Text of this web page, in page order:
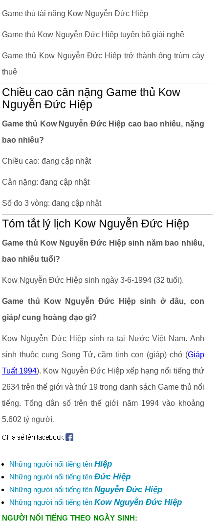
Game thủ tài năng Kow Nguyễn Đức Hiệp
Game thủ Kow Nguyễn Đức Hiệp tuyên bố giải nghệ
Game thủ Kow Nguyễn Đức Hiệp trở thành ông trùm cày
thuê
Chiều cao cân nặng Game thủ Kow
Nguyễn Đức Hiệp
Game thủ Kow Nguyễn Đức Hiệp cao bao nhiêu, nặng
bao nhiêu?
Chiều cao: đang cập nhật
Cân nặng: đang cập nhật
Số đo 3 vòng: đang cập nhật
Tóm tắt lý lịch Kow Nguyễn Đức Hiệp
Game thủ Kow Nguyễn Đức Hiệp sinh năm bao nhiêu,
bao nhiêu tuổi?
Kow Nguyễn Đức Hiệp sinh ngày 3-6-1994 (32 tuổi).
Game thủ Kow Nguyễn Đức Hiệp sinh ở đâu, con
giáp/ cung hoàng đạo gì?
Kow Nguyễn Đức Hiệp sinh ra tại Nước Việt Nam. Anh
sinh thuộc cung Song Tử, cầm tinh con (giáp) chó (Giáp
Tuất 1994). Kow Nguyễn Đức Hiệp xếp hạng nổi tiếng thứ
2634 trên thế giới và thứ 19 trong danh sách Game thủ nổi
tiếng. Tổng dân số trên thế giới năm 1994 vào khoảng
5.602 tỷ người.
Những người nổi tiếng tên Hiệp
Những người nổi tiếng tên Đức Hiệp
Những người nổi tiếng tên Nguyễn Đức Hiệp
Những người nổi tiếng tên Kow Nguyễn Đức Hiệp
NGƯỜI NỔI TIẾNG THEO NGÀY SINH: